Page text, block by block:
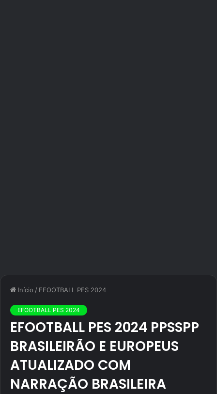
Início / EFOOTBALL PES 2024
EFOOTBALL PES 2024
EFOOTBALL PES 2024 PPSSPP
BRASILEIRÃO E EUROPEUS
ATUALIZADO COM
NARRAÇÃO BRASILEIRA